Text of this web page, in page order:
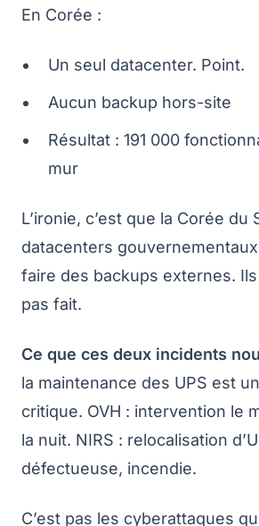
En Corée :
Un seul datacenter. Point.
Aucun backup hors-site
Résultat : 191 000
mur
L’ironie, c’est que la Corée du
datacenters
faire des backups externes.
pas fait.
Ce que ces deux incidents
la maintenance des UPS est
critique. OVH : intervention le
la nuit. NIRS : relocalisation
défectueuse, incendie.
C’est pas les cyberattaques